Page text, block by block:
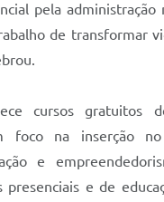
pela administração
de transformar
cursos gratuitos
foco na inserção
e
presenciais e de